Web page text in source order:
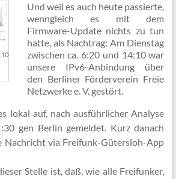
Und weil es auch heute passierte,
wenngleich es mit dem
Firmware-Update nichts zu tun
hatte, als Nachtrag: Am Dienstag
zwischen ca. 6:20 und 14:10 war
unsere IPv6-Anbindung über
den Berliner Förderverein Freie
Netzwerke e. V. gestört.
lokal auf, nach ausführlicher Analyse
gen Berlin gemeldet. Kurz danach
Nachricht via Freifunk-Gütersloh-App
Stelle ist, daß, wie alle Freifunker,